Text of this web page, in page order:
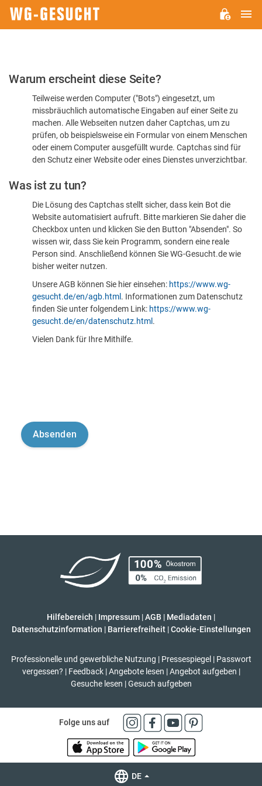
Bitte
dass
sind
Warum erscheint diese Seite?
Teilweise werden Computer ("Bots") eingesetzt, um
missbräuchlich automatische Eingaben auf einer Seite zu
machen. Alle Webseiten nutzen daher Captchas, um zu
prüfen, ob beispielsweise ein Formular von einem Menschen
oder einem Computer ausgefüllt wurde. Captchas sind für
den Schutz einer Website oder eines Dienstes unverzichtbar.
Was ist zu tun?
Die Lösung des Captchas stellt sicher, dass kein Bot die
Website automatisiert aufruft. Bitte markieren Sie daher die
Checkbox unten und klicken Sie den Button "Absenden". So
wissen wir, dass Sie kein Programm, sondern eine reale
Person sind. Anschließend können Sie WG-Gesucht.de wie
bisher weiter nutzen.
Unsere AGB können Sie hier einsehen: https://www.wg-
gesucht.de/en/agb.html . Informationen zum Datenschutz
finden Sie unter folgendem Link: https://www.wg-
gesucht.de/en/datenschutz.html .
Vielen Dank für Ihre Mithilfe.
Hilfebereich | Impressum |AGB | Mediadaten |
Datenschutzinformation | Barrierefreiheit | Cookie-Einstellungen
Professionelle und gewerbliche Nutzung | Pressespiegel | Passwort
vergessen? | Feedback | Angebote lesen | Angebot aufgeben |
Gesuche lesen | Gesuch aufgeben
Folge uns auf
DE